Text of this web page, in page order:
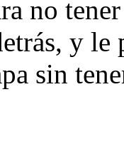
no
y le
sin